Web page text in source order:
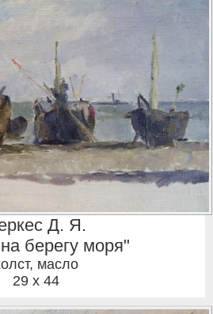
Д. Я.
берегу моря"
масло
29 x 44